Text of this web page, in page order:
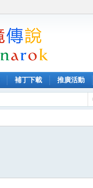
補丁下載 推廣活動